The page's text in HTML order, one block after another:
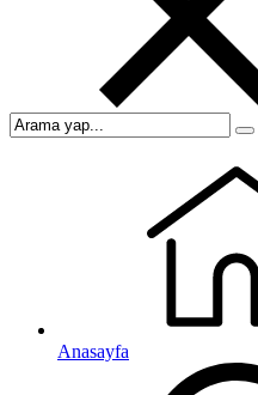
Anasayfa